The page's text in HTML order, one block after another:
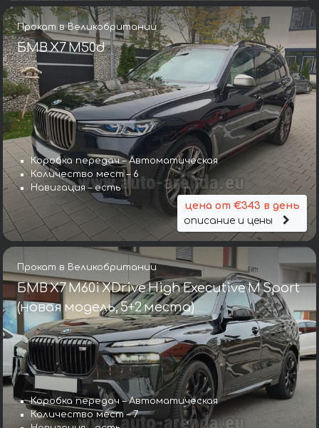
Прокат в Великобритании
БМВ X7 M50d
Коробка передач – Автоматическая
Количество мест – 6
Навигация – есть
цена от €343 в день
описание и цены
Прокат в Великобритании
БМВ X7 M60i XDrive High Executive M Sport
(новая модель, 5+2 места)
Коробка передач – Автоматическая
Количество мест – 7